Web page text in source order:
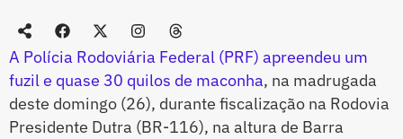
A Polícia Rodoviária Federal (PRF) apreendeu um
fuzil e quase 30 quilos de maconha, na madrugada
deste domingo (26), durante fiscalização na Rodovia
Presidente Dutra (BR-116), na altura de Barra